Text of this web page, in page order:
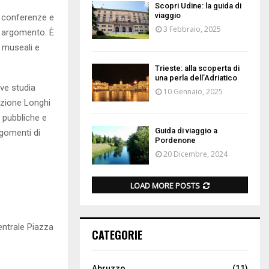
e
È
e
studia
Longhi
e
di
Piazza
Scopri Udine: la guida di
viaggio
3 Febbraio, 2025
Trieste: alla scoperta di
una perla dell’Adriatico
10 Gennaio, 2025
Guida di viaggio a
Pordenone
20 Dicembre, 2024
LOAD MORE POSTS
CATEGORIE